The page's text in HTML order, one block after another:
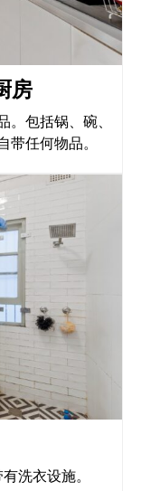
房
包括锅、碗、
任何物品。
洗衣设施。